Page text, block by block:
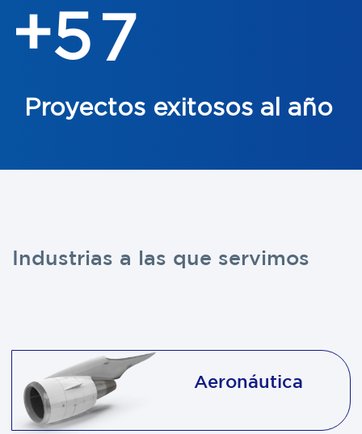
+57
Proyectos exitosos al año
Industrias a las que servimos
Aeronáutica